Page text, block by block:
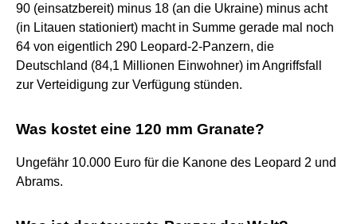
90 (einsatzbereit) minus 18 (an die Ukraine) minus acht
(in Litauen stationiert) macht in Summe gerade mal noch
64 von eigentlich 290 Leopard-2-Panzern, die
Deutschland (84,1 Millionen Einwohner) im Angriffsfall
zur Verteidigung zur Verfügung stünden.
Was kostet eine 120 mm Granate?
Ungefähr 10.000 Euro für die Kanone des Leopard 2 und
Abrams.